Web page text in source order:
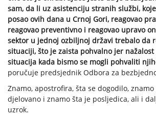
sam, da li uz asistenciju stranih službi,
posao ovih dana u Crnoj Gori, reagovao
reagovao preventivno i reagovao upravo
sektor u jednoj ozbiljnoj državi trebalo da
situaciji, što je zaista pohvalno jer
situacija kada bismo se mogli pohvaliti
poručuje predsjednik Odbora za
Znamo, apostrofira, šta se dogodilo,
djelovano i znamo šta je posljedica, ali i
uzrok.